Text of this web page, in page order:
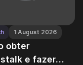
1 August 2026
obter
e fazer